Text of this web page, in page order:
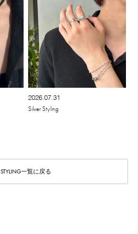
2026.07.31
Silver Styling
STYLING一覧に戻る